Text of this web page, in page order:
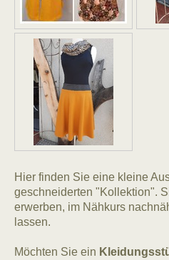
Hier finden Sie eine kleine
geschneiderten "Kollektion".
erwerben, im Nähkurs
lassen.
Möchten Sie ein